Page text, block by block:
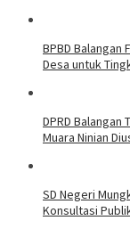
BPBD Balangan
Desa untuk
DPRD
Muara Ninian
SD Negeri
Konsultasi